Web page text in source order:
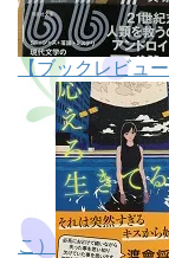
【ブックレビュ
こ）